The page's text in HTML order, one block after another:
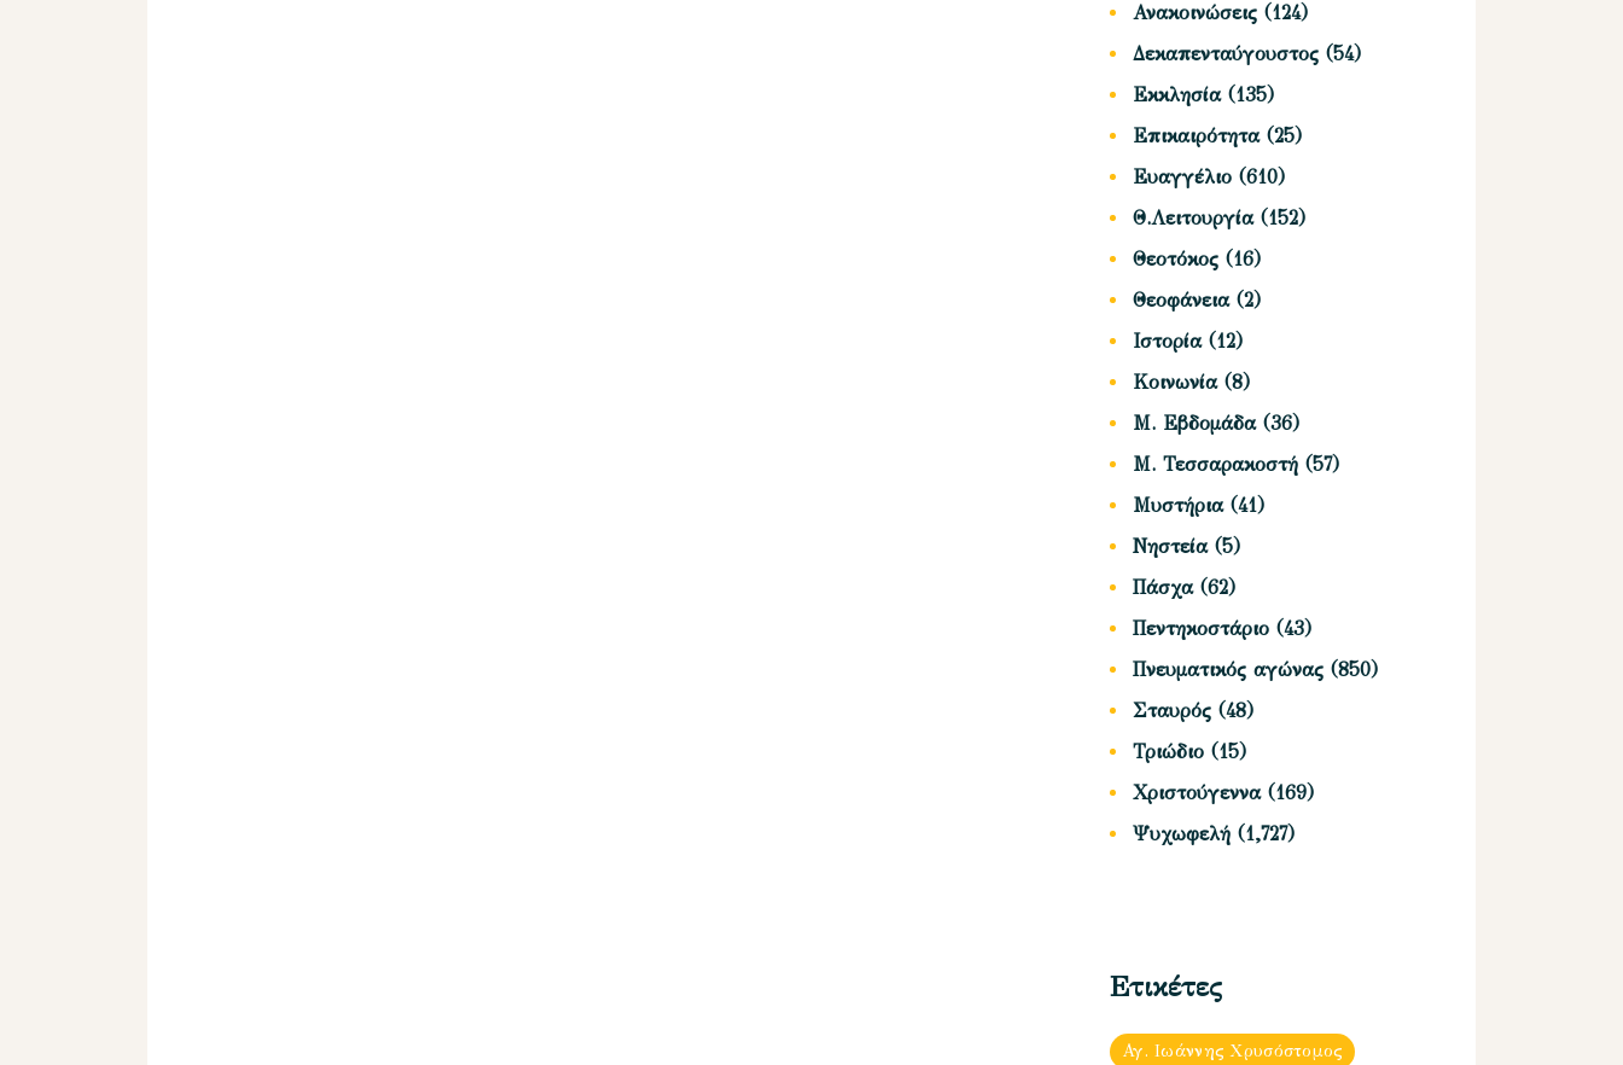
Ανακοινώσεις (124)
Δεκαπενταύγουστος (54)
Εκκλησία(135)
Επικαιρότητα(25)
Ευαγγέλιο (610)
Θ.Λειτουργία(152)
Θεοτόκος (16)
Θεοφάνεια(2)
Ιστορία(12)
Κοινωνία(8)
Μ. Εβδομάδα(36)
Μ. Τεσσαρακοστή (57)
Μυστήρια(41)
Νηστεία(5)
Πάσχα(62)
Πεντηκοστάριο (43)
Πνευματικός αγώνας (850)
Σταυρός (48)
Τριώδιο (15)
Χριστούγεννα(169)
Ψυχωφελή (1,727)
Ετικέτες
Αγ. Ιωάννης Χρυσόστομος